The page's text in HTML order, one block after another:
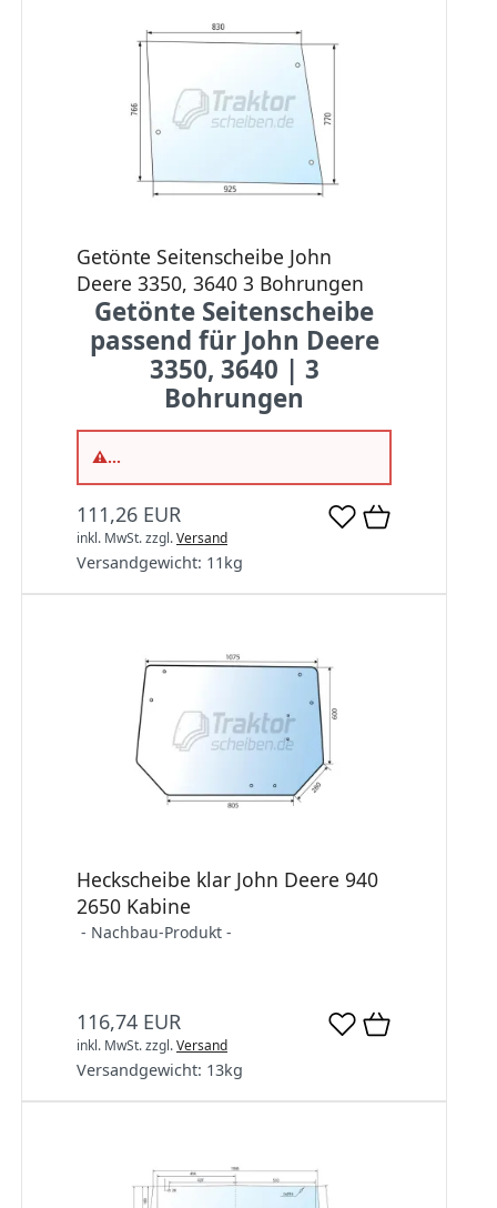
Getönte Seitenscheibe John
Deere 3350, 3640 3 Bohrungen
Getönte Seitenscheibe
passend für John Deere
3350, 3640 | 3
Bohrungen
⚠...
111,26 EUR
inkl. MwSt.zzgl.Versand
Versandgewicht: 11 kg
Heckscheibe klar John Deere 940
2650 Kabine
- Nachbau-Produkt -
116,74 EUR
inkl. MwSt.zzgl.Versand
Versandgewicht: 13kg